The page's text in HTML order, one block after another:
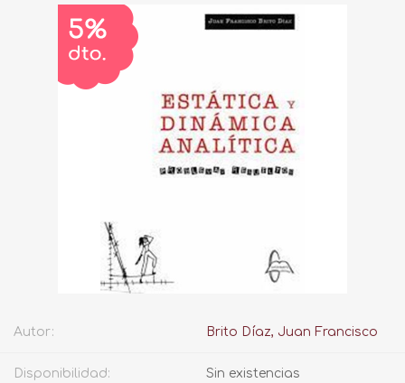
Autor: Brito Díaz, Juan Francisco
Disponibilidad: Sin existencias